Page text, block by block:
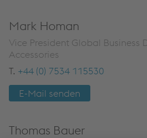
Mark Homan
Vice President Global Business
Accessories
T. +44 (0) 7534 115530
E-Mail senden
Thomas Bauer